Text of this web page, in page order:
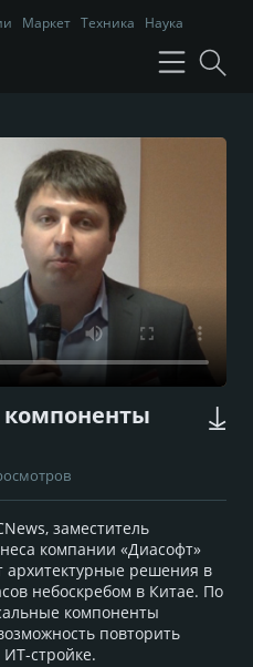
Маркет Техника Наука
компоненты
заместитель
компании «Диасофт»
архитектурные решения в
небоскребом в Китае. По
компоненты
повторить
стройке.